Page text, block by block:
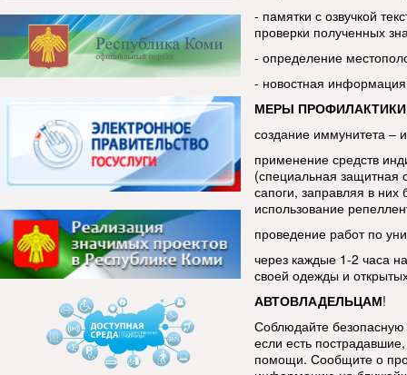
- памятки с озвучкой
проверки полученных
- определение
- новостная
МЕРЫ
создание иммунитета –
применение средств
(специальная защитная
сапоги, заправляя в
использование
проведение работ по
через каждые 1-2 часа
своей одежды и
АВТОВЛАДЕЛЬЦАМ!
Соблюдайте
если есть
помощи. Сообщите о